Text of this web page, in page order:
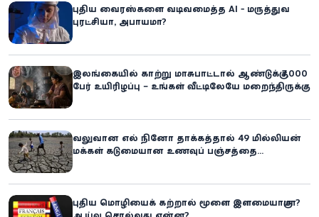
புதிய வைரஸ்களை வடிவமைத்த AI - மருத்துவ
புரட்சியா, அபாயமா?
இலங்கையில் காற்று மாசுபாட்டால் ஆண்டுக்கு 7,000
பேர் உயிரிழப்பு – உங்கள் வீட்டிலேயே மறைந்திருக்கும்
வலுவான எல் நினோ தாக்கத்தால் 49 மில்லியன்
மக்கள் கடுமையான உணவுப் பஞ்சத்தை
புதிய மொழியைக் கற்றால் மூளை இளமையாகுமா?